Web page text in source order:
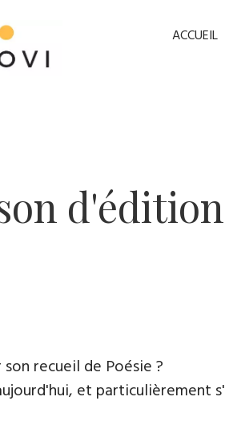
ACCUEIL
recueil de Poésie ?
et particulièrement